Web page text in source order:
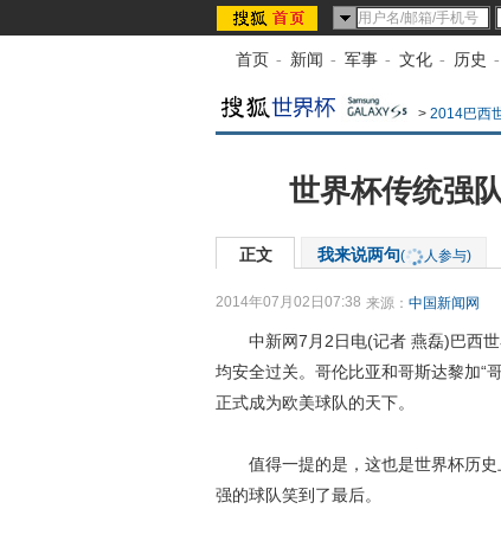
首页 - 新闻 - 军事 - 文化 - 历史 -
> 2014巴西
世界杯传统强
正文 我来说两句( 人参与)
2014年07月02日07:38 来源： 中国新闻网
中新网7月2日电(记者 燕磊)巴西世
均安全过关。哥伦比亚和哥斯达黎加“
正式成为欧美球队的天下。
值得一提的是，这也是世界杯历史
强的球队笑到了最后。